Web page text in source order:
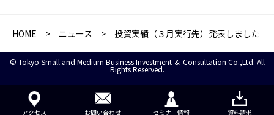
アクセス お問い合わせ セミナー情報 資料請求
HOME > ニュース > 投資実績（３月実行先）発表しました
© Tokyo Small and Medium Business Investment ＆ Consultation Co.,Ltd. All
Rights Reserved.